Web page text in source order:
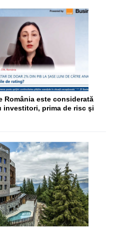
România este considerată
investitori, prima de risc şi